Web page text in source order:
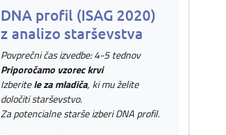
DNA profil (ISAG 2020)
z analizo starševstva
Povprečni čas izvedbe: 4-5 tednov
Priporočamo vzorec krvi
Izberitele za mladiča, ki mu želite
določiti starševstvo.
Za potencialne starše izberi DNA profil.